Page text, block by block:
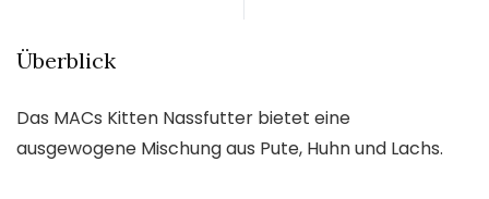
Überblick
Das MACs Kitten Nassfutter bietet eine
ausgewogene Mischung aus Pute, Huhn und Lachs.